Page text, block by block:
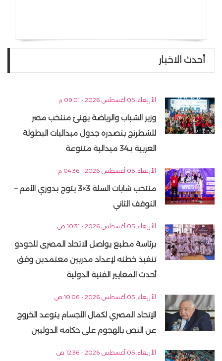
أحدث الاخبار
الأربعاء, 05 أغسطس 2026 - 09:01 م
وزير الشباب والرياضة يهنئ منتخب مصر
للشطرنج بتصدره جدول ميداليات البطولة
العربية بـ34 ميدالية متنوعة
الأربعاء, 05 أغسطس 2026 - 04:36 م
منتخب شابات السلة 3×3 يتوج بدوري الأمم –
التوقف الثاني
الأربعاء, 05 أغسطس 2026 - 10:31 ص
برئاسة مطيع يواصل الاتحاد المصرى للجودو
تنفيذ خطته لإعداد مدربين معتمدين وفق
أحدث المعايير الفنية الدولية
الأربعاء, 05 أغسطس 2026 - 10:06 ص
الإتحاد المصري لكمال الأجسام يتوعد الخروج
عن النص بالهجوم على حكامه الدوليين
الأربعاء, 05 أغسطس 2026 - 12:36 ص